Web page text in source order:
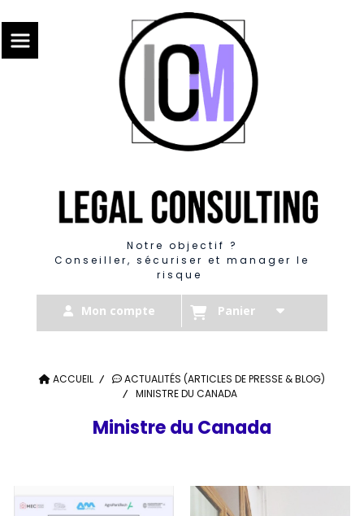
Notre objectif ?
Conseiller, sécuriser et manager le
risque
Mon compte Panier
ACCUEIL
ACTUALITÉS (ARTICLES DE PRESSE & BLOG)
MINISTRE DU CANADA
Ministre du Canada